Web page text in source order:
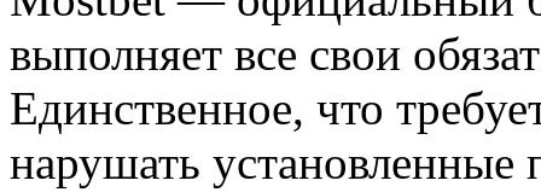
выполняет все свои
Единственное, что
нарушать